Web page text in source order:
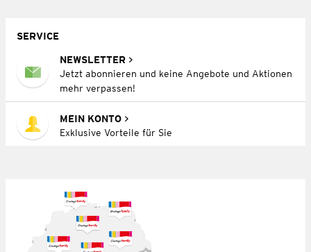
SERVICE
NEWSLETTER
Jetzt abonnieren und keine Angebote und Aktionen
mehr verpassen!
MEIN KONTO
Exklusive Vorteile für Sie